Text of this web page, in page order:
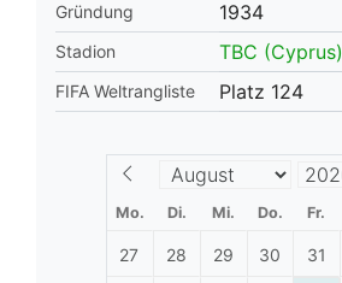
Gründung
1934
Stadion TBC (Cyprus)
FIFA Weltrangliste Platz 124
Mo. Di. Mi. Do. Fr.
27 28 29 30 31